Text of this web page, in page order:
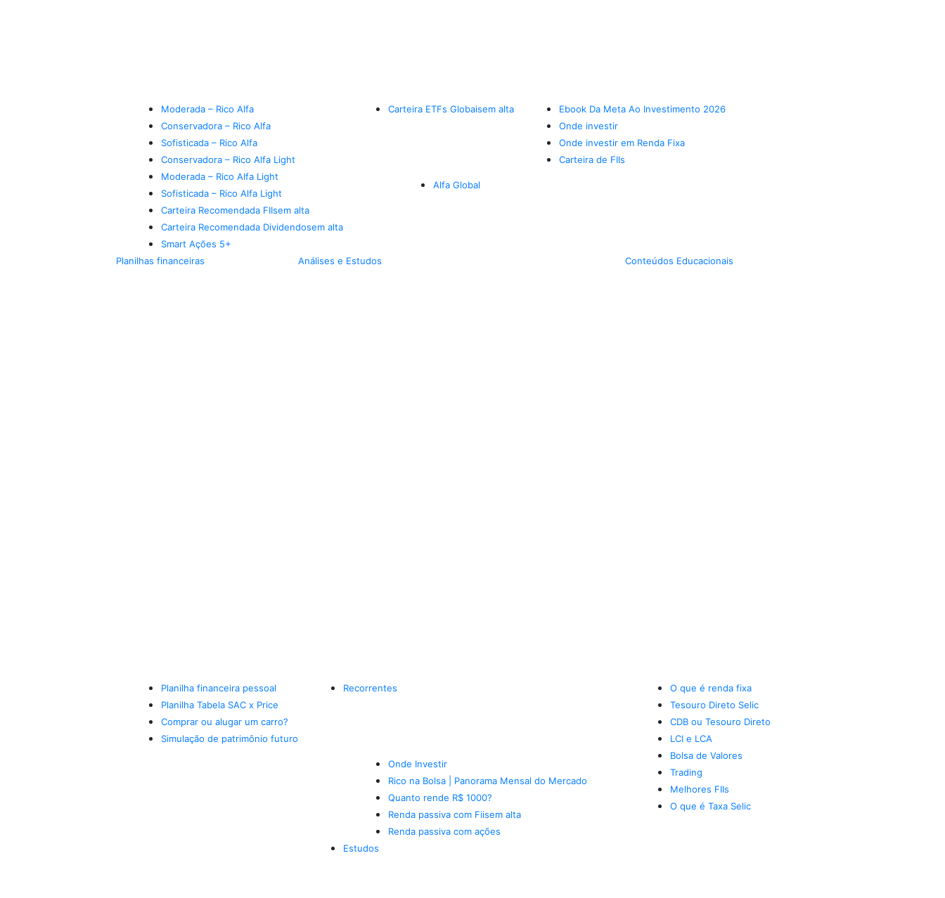
Moderada – Rico Alfa
Conservadora – Rico Alfa
Sofisticada – Rico Alfa
Conservadora – Rico Alfa Light
Moderada – Rico Alfa Light
Sofisticada – Rico Alfa Light
Carteira Recomendada FIIsem alta
Carteira Recomendada Dividendosem alta
Smart Ações 5+
Carteira ETFs Globaisem alta
Alfa Global
Ebook Da Meta Ao Investimento 2026
Onde investir
Onde investir em Renda Fixa
Carteira de FIIs
Planilhas financeiras
Planilha financeira pessoal
Planilha Tabela SAC x Price
Comprar ou alugar um carro?
Simulação de patrimônio futuro
Análises e Estudos
Recorrentes
Onde Investir
Rico na Bolsa | Panorama Mensal do Mercado
Quanto rende R$ 1000?
Renda passiva com Fiisem alta
Renda passiva com ações
Estudos
Conteúdos Educacionais
O que é renda fixa
Tesouro Direto Selic
CDB ou Tesouro Direto
LCI e LCA
Bolsa de Valores
Trading
Melhores FIIs
O que é Taxa Selic